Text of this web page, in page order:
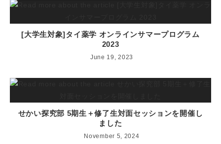
[大学生対象]タイ薬学 オンラインサマープログラム
2023
June 19, 2023
せかい探究部 5期生＋修了生対面セッションを開催し
ました
November 5, 2024